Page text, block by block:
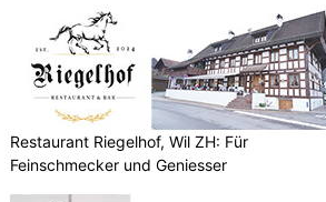
Restaurant Riegelhof, Wil ZH: Für
Feinschmecker und Geniesser